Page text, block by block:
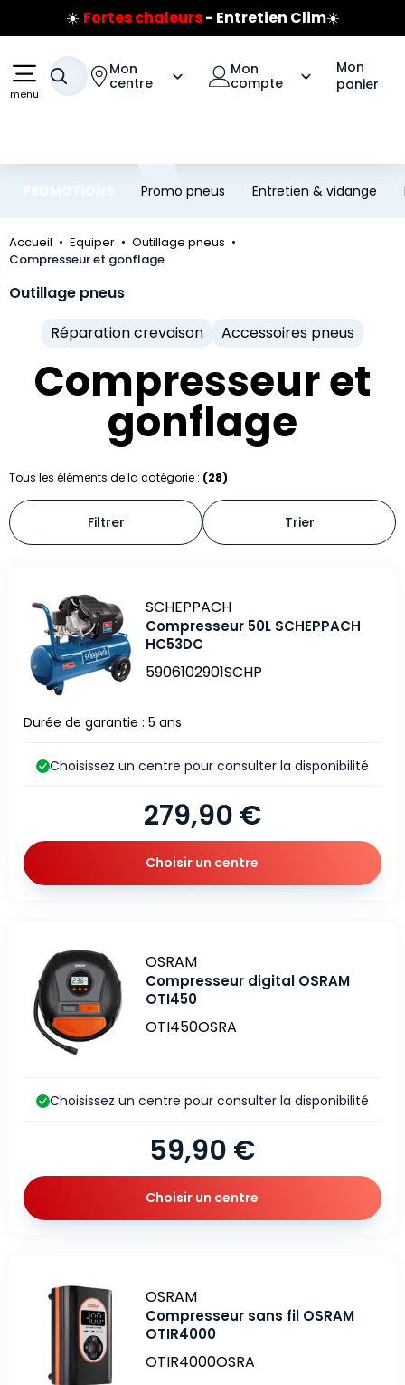
Aller au contenu principal
Aller à la navigation
Prix coûtant pneus Bridgestone
🔥Extincteur :réflexe sécurité🔥
Jusqu'à 120€ remboursés sur les pneus Bridgestone
menu
Votre recherche
Mon
centre
Mon
compte
Mon
panier
Promo pneus Entretien & vidange
Accueil Equiper
Outillage pneus
Compresseur et gonflage
Outillage pneus
Réparation crevaison
Accessoires pneus
Compresseur et
gonflage
Tous les éléments de la catégorie : (28)
Filtrer Trier
Marque
SCHEPPACH
Compresseur 50L SCHEPPACH
HC53DC
5906102901SCHP
Durée de garantie : 5 ans
279,90 €
Choisissez un centre pour consulter la disponibilité
Choisir un centre
Marque
OSRAM
Compresseur digital OSRAM
OTI450
OTI450OSRA
59,90 €
Choisissez un centre pour consulter la disponibilité
Choisir un centre
Marque
OSRAM
Compresseur sans fil OSRAM
OTIR4000
OTIR4000OSRA